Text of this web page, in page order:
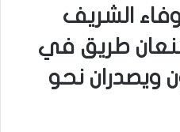
الشريف
طريق في
ويصدران نحو